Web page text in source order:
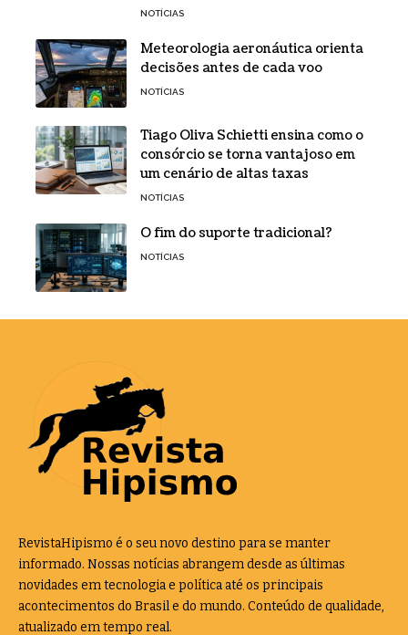
NOTÍCIAS
Meteorologia aeronáutica orienta
decisões antes de cada voo
NOTÍCIAS
Tiago Oliva Schietti ensina como o
consórcio se torna vantajoso em
um cenário de altas taxas
NOTÍCIAS
O fim do suporte tradicional?
NOTÍCIAS
RevistaHipismo é o seu novo destino para se manter
informado. Nossas notícias abrangem desde as últimas
novidades em tecnologia e política até os principais
acontecimentos do Brasil e do mundo. Conteúdo de qualidade,
atualizado em tempo real.